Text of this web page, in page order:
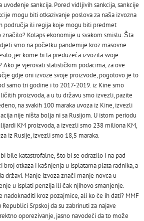
sankcija. Pored vidljivih sankcija, sankcije
mogu biti otkazivanje poslova za naša izvozna
područja ili regija koje mogu biti predmet
značilo? Kolaps ekonomije u svakom smislu. Šta
smo na početku pandemije kroz masovne
jer kome bi ta preduzeća izvozila svoje
Ako je vjerovati statističkim podacima, za ove
gdje oni izvoze svoje proizvode, pogotovo je to
samo tri godine i to 2017-2019. iz Kine smo
proizvoda, a u tu državu smo izvezli, pazite
na svakih 100 maraka uvoza iz Kine, izvezli
nije ništa bolja ni sa Rusijom. U istom periodu
KM proizvoda, a izvezli smo 238 miliona KM,
iz Rusije, izvezli smo 18,5 maraka.
bile katastrofalne, što bi se odrazilo i na pad
broj otkaza i kašnjenja u isplatama plata radnika, a
državi. Manje izvoza znači manje novca u
u isplati penzija ili čak njihovo smanjenje.
nadoknaditi kroz pozajmice, ali ko će ih dati? MMF
Srpskoj da su zabrinuti za najave
oporezivanje, jasno navodeći da to može